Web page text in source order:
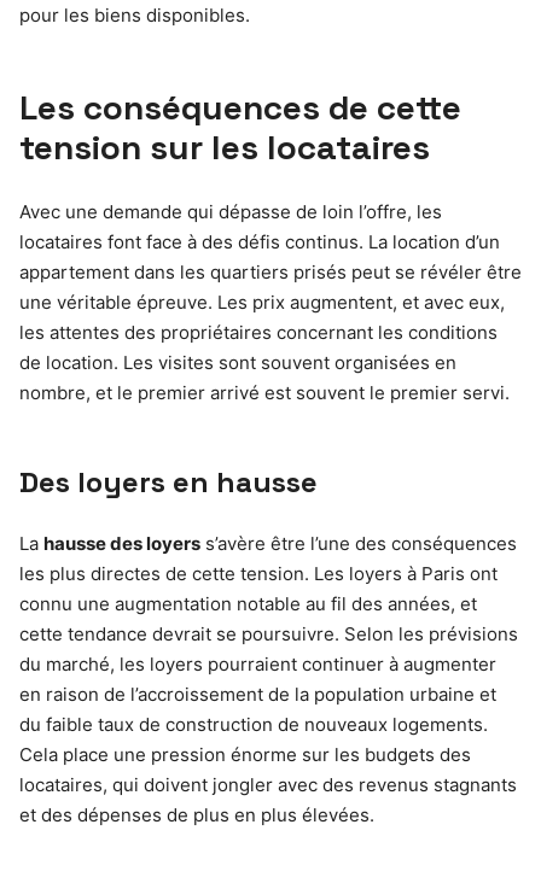
pour les biens disponibles.
Les conséquences de cette
tension sur les locataires
Avec une demande qui dépasse de loin l’offre, les
locataires font face à des défis continus. La location d’un
appartement dans les quartiers prisés peut se révéler être
une véritable épreuve. Les prix augmentent, et avec eux,
les attentes des propriétaires concernant les conditions
de location. Les visites sont souvent organisées en
nombre, et le premier arrivé est souvent le premier servi.
Des loyers en hausse
La hausse des loyers s’avère être l’une des conséquences
les plus directes de cette tension. Les loyers à Paris ont
connu une augmentation notable au fil des années, et
cette tendance devrait se poursuivre. Selon les prévisions
du marché, les loyers pourraient continuer à augmenter
en raison de l’accroissement de la population urbaine et
du faible taux de construction de nouveaux logements.
Cela place une pression énorme sur les budgets des
locataires, qui doivent jongler avec des revenus stagnants
et des dépenses de plus en plus élevées.